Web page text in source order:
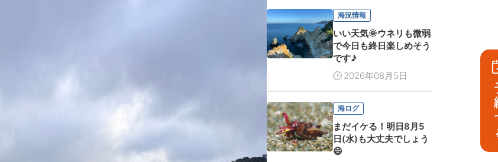
海況情報
いい天気🌞ウネリも微弱
で今日も終日楽しめそう
です♪
2026年08月5日
海ログ
まだイケる！明日8月5
日(水)も大丈夫でしょう
😄